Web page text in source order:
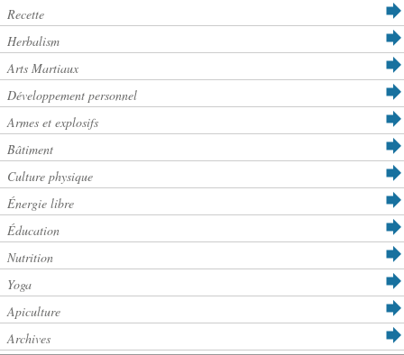
Recette
Herbalism
Arts Martiaux
Développement personnel
Armes et explosifs
Bâtiment
Culture physique
Énergie libre
Éducation
Nutrition
Yoga
Apiculture
Archives